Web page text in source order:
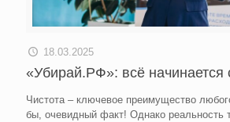
18.03.2025
«Убирай.РФ»: всё начинается
Чистота – ключевое преимущество
бы, очевидный факт! Однако реальность